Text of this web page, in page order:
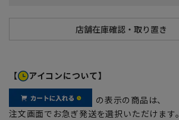
【 アイコンについて】
の表示の商品は、
注文画面でお急ぎ発送を選択いただけます。